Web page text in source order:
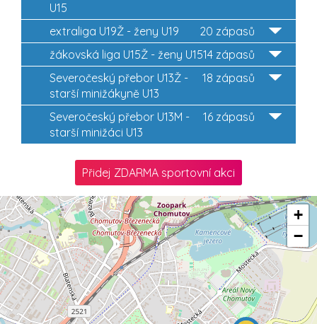
U15
20 zápasů
extraliga U19Ž - ženy U19
14 zápasů
žákovská liga U15Ž - ženy U15
18 zápasů
Severočeský přebor U13Ž -
starší minižákyně U13
16 zápasů
Severočeský přebor U13M -
starší minižáci U13
Přidej ZDARMA sportovní akci
+
−